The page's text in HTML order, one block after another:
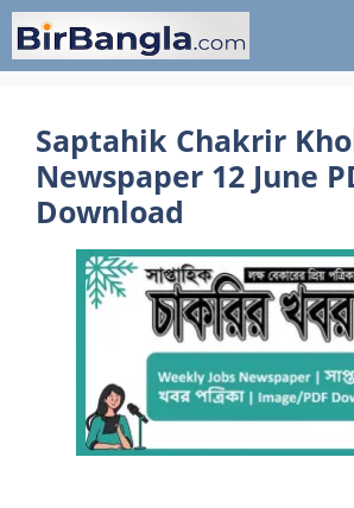
Skip
content
Saptahik Chakrir
Newspaper 12 June
Download